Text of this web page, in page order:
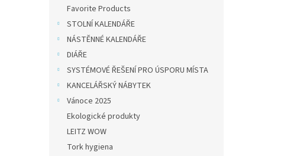
Favorite Products
STOLNÍ KALENDÁŘE
NÁSTĚNNÉ KALENDÁŘE
DIÁŘE
SYSTÉMOVÉ ŘEŠENÍ PRO ÚSPORU MÍSTA
KANCELÁŘSKÝ NÁBYTEK
Vánoce 2025
Ekologické produkty
LEITZ WOW
Tork hygiena